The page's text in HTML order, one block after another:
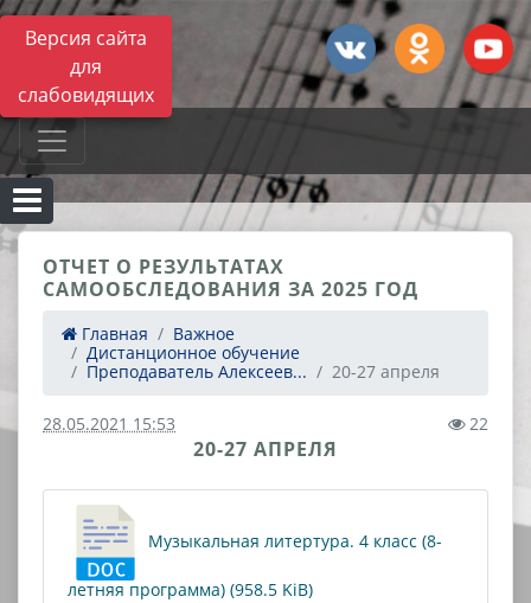
Версия сайта
для
слабовидящих
ОТЧЕТ О РЕЗУЛЬТАТАХ
САМООБСЛЕДОВАНИЯ ЗА 2025 ГОД
Главная
Важное
Дистанционное обучение
Преподаватель Алексеев...
20-27 апреля
28.05.2021 15:53 22
20-27 АПРЕЛЯ
Музыкальная литертура. 4 класс (8-
летняя программа) (958.5 KiB)